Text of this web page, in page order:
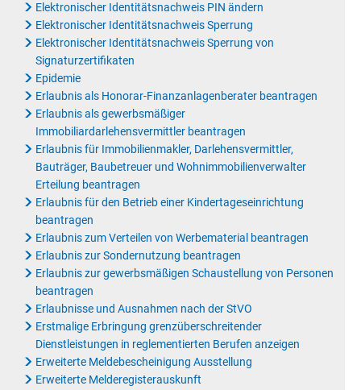
Elektronischer Identitätsnachweis PIN ändern
Elektronischer Identitätsnachweis Sperrung
Elektronischer Identitätsnachweis Sperrung von
Signaturzertifikaten
Epidemie
Erlaubnis als Honorar-Finanzanlagenberater beantragen
Erlaubnis als gewerbsmäßiger
Immobiliardarlehensvermittler beantragen
Erlaubnis für Immobilienmakler, Darlehensvermittler,
Bauträger, Baubetreuer und Wohnimmobilienverwalter
Erteilung beantragen
Erlaubnis für den Betrieb einer Kindertageseinrichtung
beantragen
Erlaubnis zum Verteilen von Werbematerial beantragen
Erlaubnis zur Sondernutzung beantragen
Erlaubnis zur gewerbsmäßigen Schaustellung von Personen
beantragen
Erlaubnisse und Ausnahmen nach der StVO
Erstmalige Erbringung grenzüberschreitender
Dienstleistungen in reglementierten Berufen anzeigen
Erweiterte Meldebescheinigung Ausstellung
Erweiterte Melderegisterauskunft